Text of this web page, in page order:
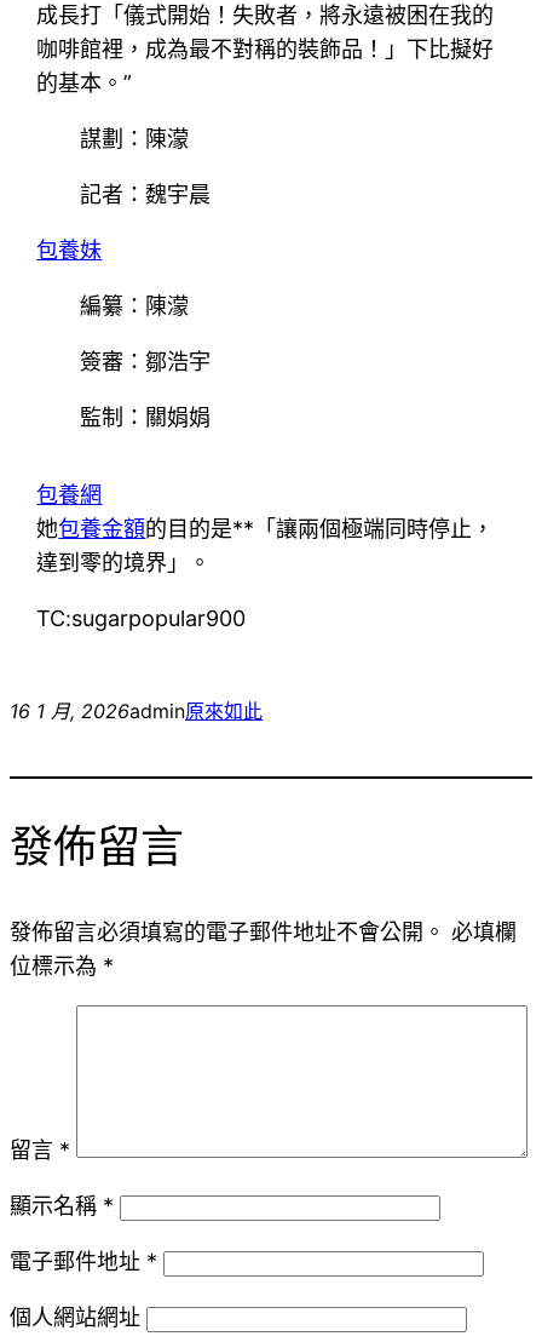
成長打「儀式開始！失敗者，將永遠被困在我的
咖啡館裡，成為最不對稱的裝飾品！」下比擬好
的基本。”
謀劃：陳濛
記者：魏宇晨
包養妹
編纂：陳濛
簽審：鄒浩宇
監制：關娟娟
包養網
她包養金額的目的是**「讓兩個極端同時停止，
達到零的境界」。
TC:sugarpopular900
16 1 月, 2026admin原來如此
發佈留言
發佈留言必須填寫的電子郵件地址不會公開。 必填欄
位標示為 *
留言 *
顯示名稱 *
電子郵件地址 *
個人網站網址